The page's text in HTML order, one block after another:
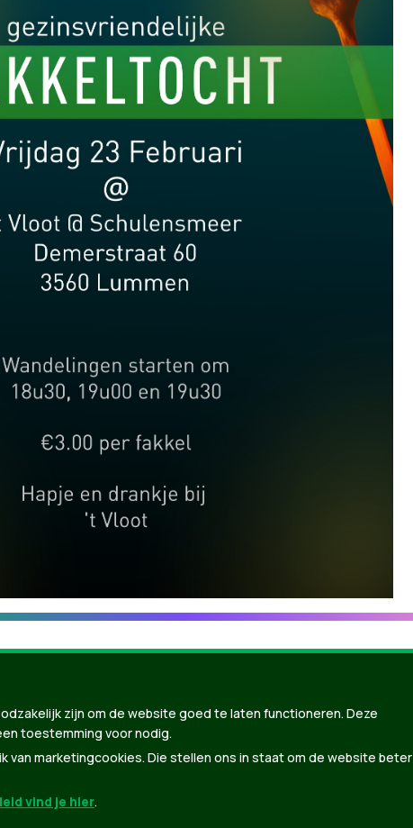
| Gebouwd door
zijn om de website goed te laten functioneren. Deze
toestemming voor nodig.
van marketingcookies. Die stellen ons in staat om de website beter
vind je hier.